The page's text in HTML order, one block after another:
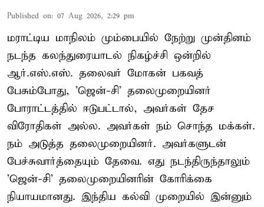
Published on: 07 Aug 2026, 2:29 pm
மராட்டிய மாநிலம் மும்பையில் நேற்று முன்தினம்
நடந்த கலந்துரையாடல் நிகழ்ச்சி ஒன்றில்
ஆர்.எஸ்.எஸ். தலைவர் மோகன் பகவத்
பேசும்போது, 'ஜென்-சி' தலைமுறையினர்
போராட்டத்தில் ஈடுபட்டால், அவர்கள் தேச
விரோதிகள் அல்ல. அவர்கள் நம் சொந்த மக்கள்.
நம் அடுத்த தலைமுறையினர். அவர்களுடன்
பேச்சுவார்த்தையும் தேவை. எது நடந்திருந்தாலும்
'ஜென்-சி' தலைமுறையினரின் கோரிக்கை
நியாயமானது. இந்திய கல்வி முறையில் இன்னும்